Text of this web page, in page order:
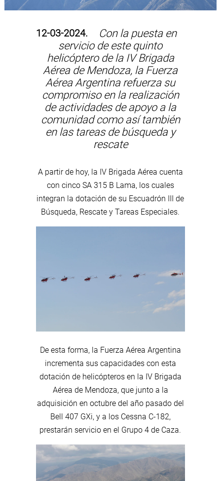
12-03-2024.
Con la puesta en
servicio de este quinto
helicóptero de la IV Brigada
Aérea de Mendoza, la Fuerza
Aérea Argentina refuerza su
compromiso en la realización
de actividades de apoyo a la
comunidad como así también
en las tareas de búsqueda y
rescate
A partir de hoy, la IV Brigada Aérea cuenta
con cinco SA 315 B Lama, los cuales
integran la dotación de su Escuadrón III de
Búsqueda, Rescate y Tareas Especiales.
De esta forma, la Fuerza Aérea Argentina
incrementa sus capacidades con esta
dotación de helicópteros en la IV Brigada
Aérea de Mendoza, que junto a la
adquisición en octubre del año pasado del
Bell 407 GXi, y a los Cessna C-182,
prestarán servicio en el Grupo 4 de Caza.